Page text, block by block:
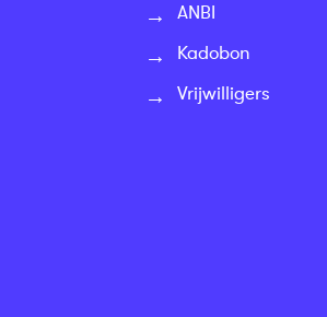
ANBI
Kadobon
Vrijwilligers